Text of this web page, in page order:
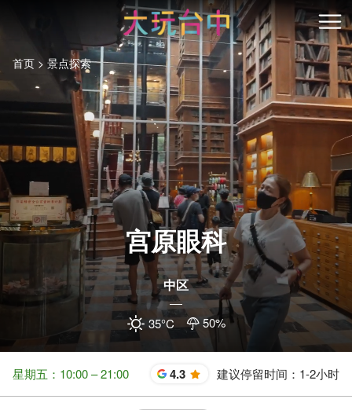
内
容
块
开
首页 景点探索
宫原眼科
中区
35°C 50%
星期五：10:00 – 21:00 4.3 星 建议停留时间： 1-2小时